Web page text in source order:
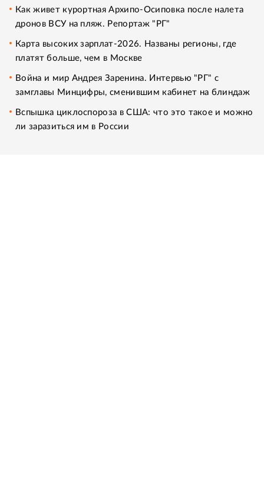
Как живет курортная Архипо-Осиповка после налета
дронов ВСУ на пляж. Репортаж "РГ"
Карта высоких зарплат-2026. Названы регионы, где
платят больше, чем в Москве
Война и мир Андрея Заренина. Интервью "РГ" с
замглавы Минцифры, сменившим кабинет на блиндаж
Вспышка циклоспороза в США: что это такое и можно
ли заразиться им в России